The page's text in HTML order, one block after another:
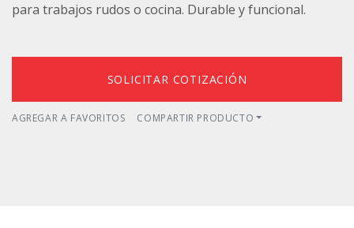
para trabajos rudos o cocina. Durable y funcional.
SOLICITAR COTIZACIÓN
AGREGAR A FAVORITOS COMPARTIR PRODUCTO